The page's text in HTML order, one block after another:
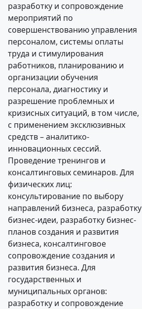
разработку и сопровождение
мероприятий по
совершенствованию управления
персоналом, системы оплаты
труда и стимулирования
работников, планированию и
организации обучения
персонала, диагностику и
разрешение проблемных и
кризисных ситуаций, в том числе,
с применением эксклюзивных
средств – аналитико-
инновационных сессий.
Проведение тренингов и
консалтинговых семинаров. Для
физических лиц:
консультирование по выбору
направлений бизнеса, разработку
бизнес-идеи, разработку бизнес-
планов создания и развития
бизнеса, консалтинговое
сопровождение создания и
развития бизнеса. Для
государственных и
муниципальных органов:
разработку и сопровождение